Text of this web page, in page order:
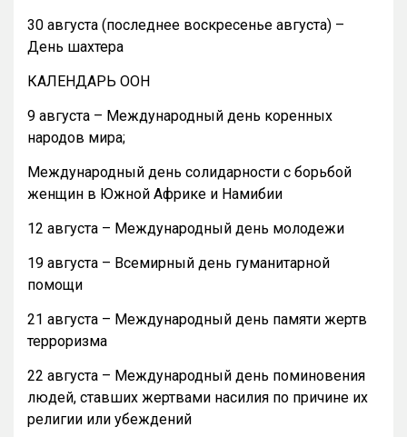
30 августа (последнее воскресенье августа) –
День шахтера
КАЛЕНДАРЬ ООН
9 августа – Международный день коренных
народов мира;
Международный день солидарности с борьбой
женщин в Южной Африке и Намибии
12 августа – Международный день молодежи
19 августа – Всемирный день гуманитарной
помощи
21 августа – Международный день памяти жертв
терроризма
22 августа – Международный день поминовения
людей, ставших жертвами насилия по причине их
религии или убеждений